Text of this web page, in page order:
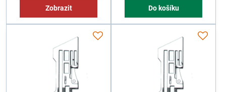
Zobrazit Do košíku